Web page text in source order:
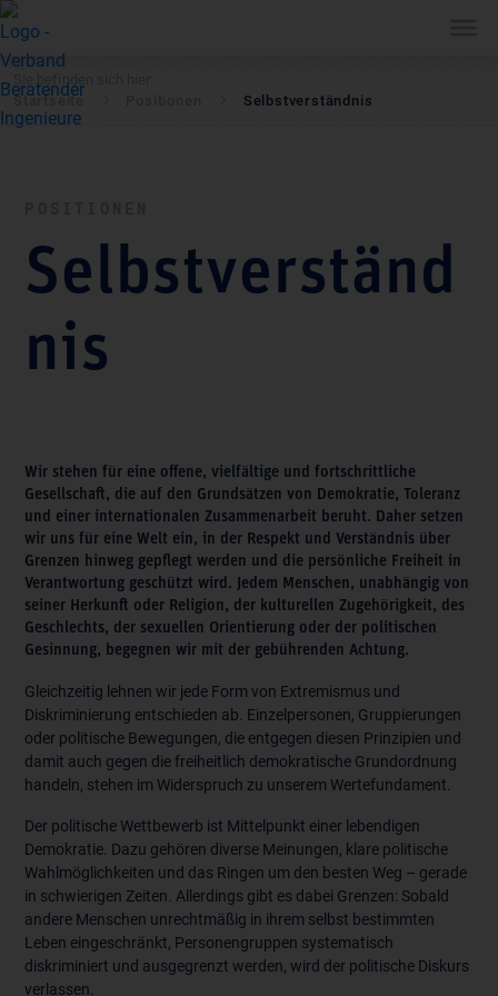
Sie befinden sich hier:
Startseite
Selbstverständnis
Selbstverständ
nis
Wir stehen für eine offene, vielfältige und fortschrittliche
Gesellschaft, die auf den Grundsätzen von Demokratie, Toleranz
und einer internationalen Zusammenarbeit beruht. Daher setzen
wir uns für eine Welt ein, in der Respekt und Verständnis über
Grenzen hinweg gepflegt werden und die persönliche Freiheit in
Verantwortung geschützt wird. Jedem Menschen, unabhängig von
seiner Herkunft oder Religion, der kulturellen Zugehörigkeit, des
Geschlechts, der sexuellen Orientierung oder der politischen
Gesinnung, begegnen wir mit der gebührenden Achtung.
Gleichzeitig lehnen wir jede Form von Extremismus und
Diskriminierung entschieden ab. Einzelpersonen, Gruppierungen
oder politische Bewegungen, die entgegen diesen Prinzipien und
damit auch gegen die freiheitlich demokratische Grundordnung
handeln, stehen im Widerspruch zu unserem Wertefundament.
Der politische Wettbewerb ist Mittelpunkt einer lebendigen
Demokratie. Dazu gehören diverse Meinungen, klare politische
Wahlmöglichkeiten und das Ringen um den besten Weg – gerade
in schwierigen Zeiten. Allerdings gibt es dabei Grenzen: Sobald
andere Menschen unrechtmäßig in ihrem selbst bestimmten
Leben eingeschränkt, Personengruppen systematisch
diskriminiert und ausgegrenzt werden, wird der politische Diskurs
verlassen.